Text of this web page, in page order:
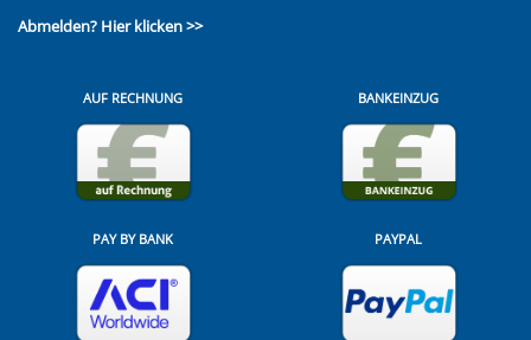
Abmelden? Hier klicken >>
AUF RECHNUNG BANKEINZUG
PAY BY BANK PAYPAL